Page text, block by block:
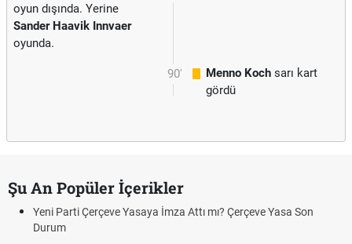
oyun dışında. Yerine
Sander Haavik Innvaer
oyunda.
90' Menno Koch sarı kart
gördü
Şu An Popüler İçerikler
Yeni Parti Çerçeve Yasaya İmza Attı mı? Çerçeve Yasa Son
Durum